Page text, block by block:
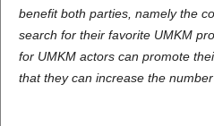
benefit both parties, namely the
search for their favorite UMKM
for UMKM actors can promote
that they can increase the